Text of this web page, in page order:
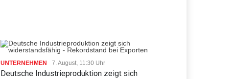
UNTERNEHMEN 7. August, 11:30 Uhr
Deutsche Industrieproduktion zeigt sich